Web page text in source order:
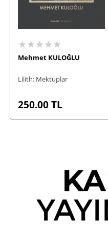
★★★★★
Mehmet KULOĞLU
Lilith: Mektuplar
250.00TL